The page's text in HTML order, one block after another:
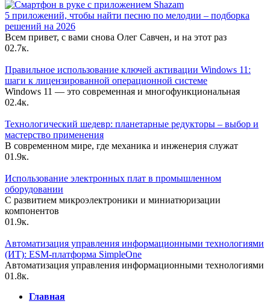
5 приложений, чтобы найти песню по мелодии – подборка
решений на 2026
Всем привет, с вами снова Олег Савчен, и на этот раз
02.7к.
Правильное использование ключей активации Windows 11:
шаги к лицензированной операционной системе
Windows 11 — это современная и многофункциональная
02.4к.
Технологический шедевр: планетарные редукторы – выбор и
мастерство применения
В современном мире, где механика и инженерия служат
01.9к.
Использование электронных плат в промышленном
оборудовании
С развитием микроэлектроники и миниатюризации
компонентов
01.9к.
Автоматизация управления информационными технологиями
(ИТ): ESM-платформа SimpleOne
Автоматизация управления информационными технологиями
01.8к.
Главная